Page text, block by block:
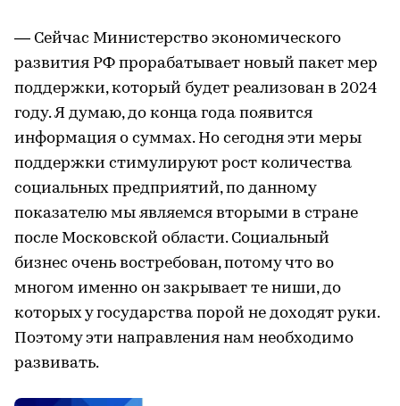
— Сейчас Министерство экономического
развития РФ прорабатывает новый пакет мер
поддержки, который будет реализован в 2024
году. Я думаю, до конца года появится
информация о суммах. Но сегодня эти меры
поддержки стимулируют рост количества
социальных предприятий, по данному
показателю мы являемся вторыми в стране
после Московской области. Социальный
бизнес очень востребован, потому что во
многом именно он закрывает те ниши, до
которых у государства порой не доходят руки.
Поэтому эти направления нам необходимо
развивать.